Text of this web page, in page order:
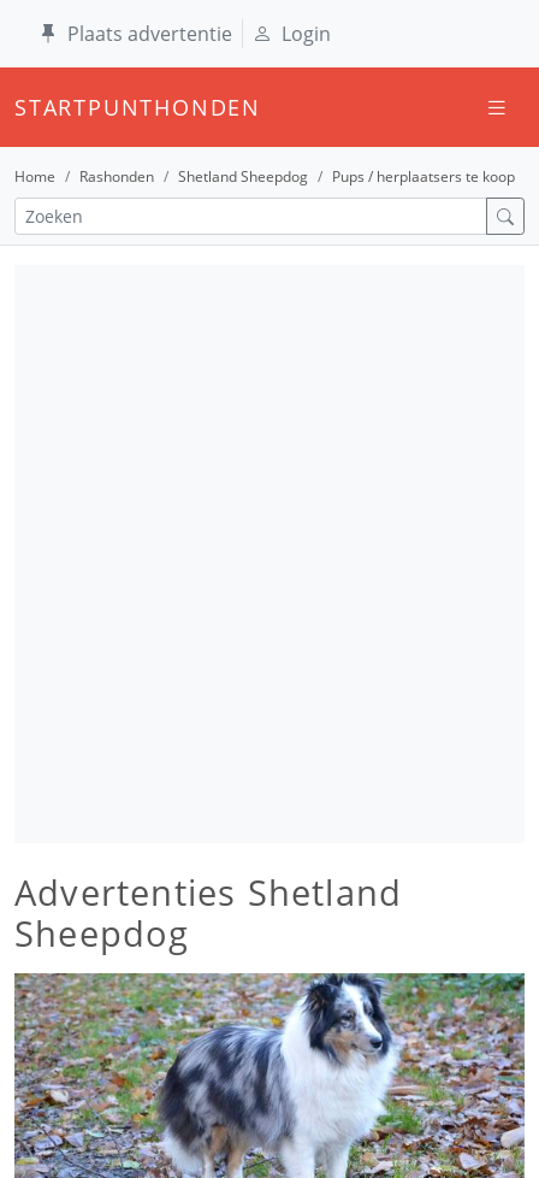
Plaats advertentie Login
STARTPUNTHONDEN
Home Rashonden Shetland Sheepdog Pups / herplaatsers te koop
Advertenties Shetland
Sheepdog